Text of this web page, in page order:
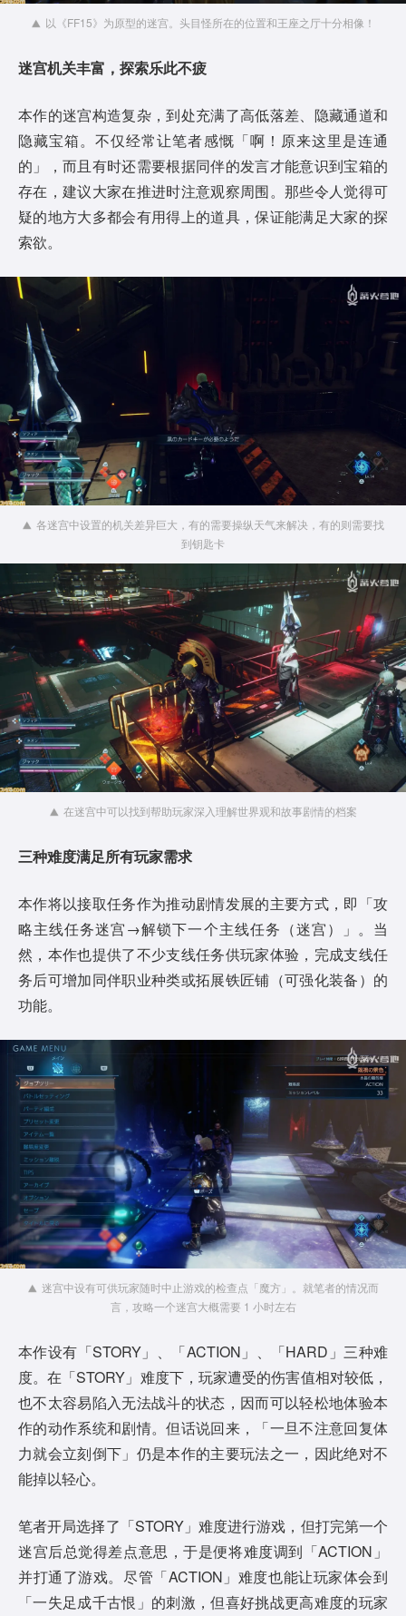
以《FF15》为原型的迷宫。头目怪所在的位置和王座之厅十分相像！
迷宫机关丰富，探索乐此不疲
本作的迷宫构造复杂，到处充满了高低落差、隐藏通道和
隐藏宝箱。不仅经常让笔者感慨「啊！原来这里是连通
的」，而且有时还需要根据同伴的发言才能意识到宝箱的
存在，建议大家在推进时注意观察周围。那些令人觉得可
疑的地方大多都会有用得上的道具，保证能满足大家的探
索欲。
各迷宫中设置的机关差异巨大，有的需要操纵天气来解决，有的则需要找
到钥匙卡
在迷宫中可以找到帮助玩家深入理解世界观和故事剧情的档案
三种难度满足所有玩家需求
本作将以接取任务作为推动剧情发展的主要方式，即「攻
略主线任务迷宫→解锁下一个主线任务（迷宫）」。当
然，本作也提供了不少支线任务供玩家体验，完成支线任
务后可增加同伴职业种类或拓展铁匠铺（可强化装备）的
功能。
迷宫中设有可供玩家随时中止游戏的检查点「魔方」。就笔者的情况而
言，攻略一个迷宫大概需要 1 小时左右
本作设有「STORY」、「ACTION」、「HARD」三种难
度。在「STORY」难度下，玩家遭受的伤害值相对较低，
也不太容易陷入无法战斗的状态，因而可以轻松地体验本
作的动作系统和剧情。但话说回来，「一旦不注意回复体
力就会立刻倒下」仍是本作的主要玩法之一，因此绝对不
能掉以轻心。
笔者开局选择了「STORY」难度进行游戏，但打完第一个
迷宫后总觉得差点意思，于是便将难度调到「ACTION」
并打通了游戏。尽管「ACTION」难度也能让玩家体会到
「一失足成千古恨」的刺激，但喜好挑战更高难度的玩家